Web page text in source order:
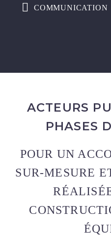
COMMUNICATION
ACTEURS
PHASES
POUR UN
SUR-MESURE